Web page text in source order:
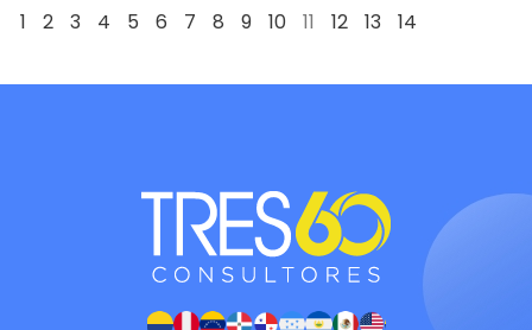
1 2 3 4 5 6 7 8 9 10 11 12 13 14